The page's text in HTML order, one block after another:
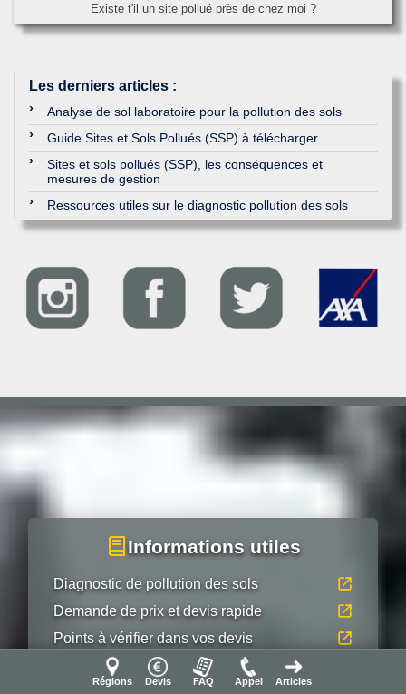
Existe t'il un site pollué près de chez moi ?
Les derniers articles :
Analyse de sol laboratoire pour la pollution des sols
Guide Sites et Sols Pollués (SSP) à télécharger
Sites et sols pollués (SSP), les conséquences et
mesures de gestion
Ressources utiles sur le diagnostic pollution des sols
Informations utiles
Diagnostic de pollution des sols
Demande de prix et devis rapide
Points à vérifier dans vos devis
Réglementation et norme SSP NF X 31-620
Régions Devis FAQ Appel Articles